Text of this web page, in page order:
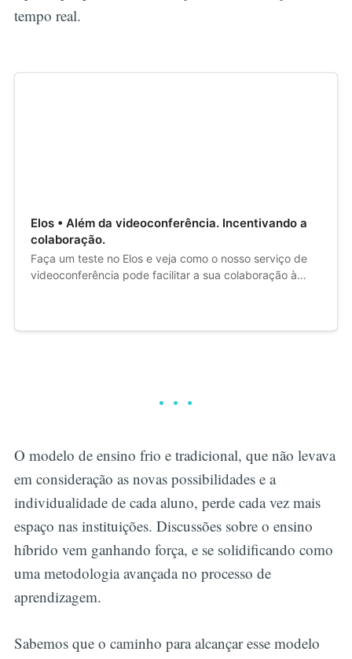
tempo real.
Elos • Além da videoconferência. Incentivando a
colaboração.
Faça um teste no Elos e veja como o nosso serviço de
videoconferência pode facilitar a sua colaboração à
O modelo de ensino frio e tradicional, que não levava
em consideração as novas possibilidades e a
individualidade de cada aluno, perde cada vez mais
espaço nas instituições. Discussões sobre o ensino
híbrido vem ganhando força, e se solidificando como
uma metodologia avançada no processo de
aprendizagem.
Sabemos que o caminho para alcançar esse modelo